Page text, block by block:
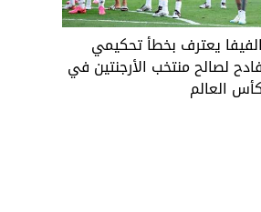
الفيفا يعترف بخطأ تحكيمي
فادح لصالح منتخب الأرجنتين في
كأس العالم